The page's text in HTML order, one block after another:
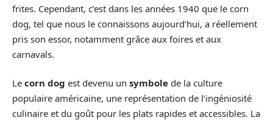
frites. Cependant, c’est dans les années 1940 que le corn
dog, tel que nous le connaissons aujourd’hui, a réellement
pris son essor, notamment grâce aux foires et aux
carnavals.
Le corn dog est devenu un symbole de la culture
populaire américaine, une représentation de l’ingéniosité
culinaire et du goût pour les plats rapides et accessibles. La